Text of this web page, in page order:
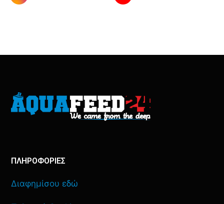
ΠΛΗΡΟΦΟΡΙΕΣ
Διαφημίσου εδώ